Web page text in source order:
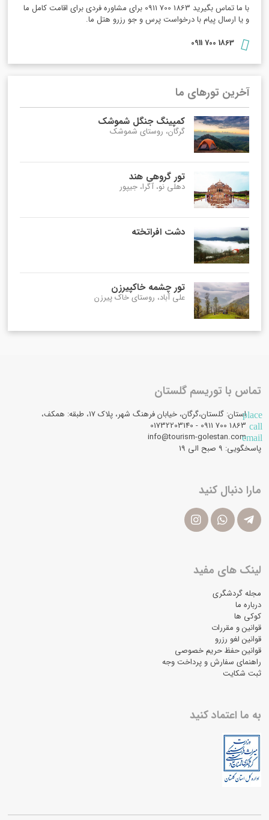
با ما تماس بگیرید 1863 700 0911 برای مشاوره فردی برای اقامت کامل ما
و یا ارسال پیام با درخواست پرس و جو رزرو هتل ما.
1863 700 0911
آخرین تورهای ما
کمپینگ جنگل شموشک
گرگان، روستای شموشک
تور گروهی هند
دهلی نو، آگرا، جیپور
دشت افراتخته
تور چشمه خاکپیرزن
علی آباد، روستای خاک پیرزن
تماس با توریسم گلستان
placeاستان: گلستان،گرگان، خیابان فرهنگ شهر، پلاک 17، طبقه: همکف،
call
email
info@tourism-golestan.com
پاسخگویی: ۹ صبح الی 19
مارا دنبال کنید
لینک های مفید
مجله گردشگری
درباره ما
کوکی ها
قوانین و مقررات
قوانین لغو رزرو
قوانین حفظ حریم خصوصی
راهنمای سفارش و پرداخت وجه
ثبت شکایت
به ما اعتماد کنید